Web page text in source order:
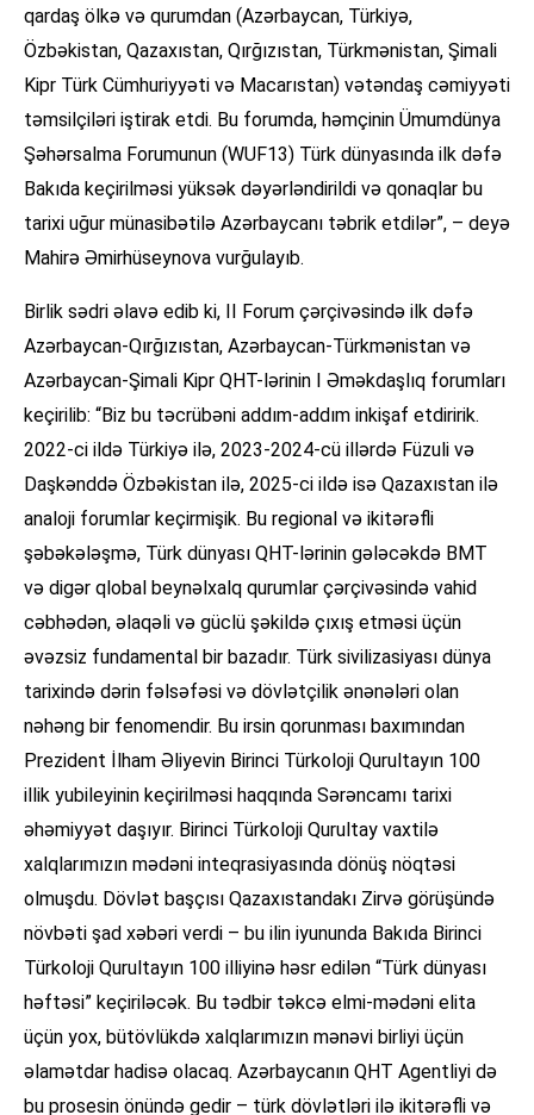
qardaş ölkə və qurumdan (Azərbaycan, Türkiyə,
Özbəkistan, Qazaxıstan, Qırğızıstan, Türkmənistan, Şimali
Kipr Türk Cümhuriyyəti və Macarıstan) vətəndaş cəmiyyəti
təmsilçiləri iştirak etdi. Bu forumda, həmçinin Ümumdünya
Şəhərsalma Forumunun (WUF13) Türk dünyasında ilk dəfə
Bakıda keçirilməsi yüksək dəyərləndirildi və qonaqlar bu
tarixi uğur münasibətilə Azərbaycanı təbrik etdilər”, – deyə
Mahirə Əmirhüseynova vurğulayıb.
Birlik sədri əlavə edib ki, II Forum çərçivəsində ilk dəfə
Azərbaycan-Qırğızıstan, Azərbaycan-Türkmənistan və
Azərbaycan-Şimali Kipr QHT-lərinin I Əməkdaşlıq forumları
keçirilib: “Biz bu təcrübəni addım-addım inkişaf etdiririk.
2022-ci ildə Türkiyə ilə, 2023-2024-cü illərdə Füzuli və
Daşkənddə Özbəkistan ilə, 2025-ci ildə isə Qazaxıstan ilə
analoji forumlar keçirmişik. Bu regional və ikitərəfli
şəbəkələşmə, Türk dünyası QHT-lərinin gələcəkdə BMT
və digər qlobal beynəlxalq qurumlar çərçivəsində vahid
cəbhədən, əlaqəli və güclü şəkildə çıxış etməsi üçün
əvəzsiz fundamental bir bazadır. Türk sivilizasiyası dünya
tarixində dərin fəlsəfəsi və dövlətçilik ənənələri olan
nəhəng bir fenomendir. Bu irsin qorunması baxımından
Prezident İlham Əliyevin Birinci Türkoloji Qurultayın 100
illik yubileyinin keçirilməsi haqqında Sərəncamı tarixi
əhəmiyyət daşıyır. Birinci Türkoloji Qurultay vaxtilə
xalqlarımızın mədəni inteqrasiyasında dönüş nöqtəsi
olmuşdu. Dövlət başçısı Qazaxıstandakı Zirvə görüşündə
növbəti şad xəbəri verdi – bu ilin iyununda Bakıda Birinci
Türkoloji Qurultayın 100 illiyinə həsr edilən “Türk dünyası
həftəsi” keçiriləcək. Bu tədbir təkcə elmi-mədəni elita
üçün yox, bütövlükdə xalqlarımızın mənəvi birliyi üçün
əlamətdar hadisə olacaq. Azərbaycanın QHT Agentliyi də
bu prosesin önündə gedir – türk dövlətləri ilə ikitərəfli və